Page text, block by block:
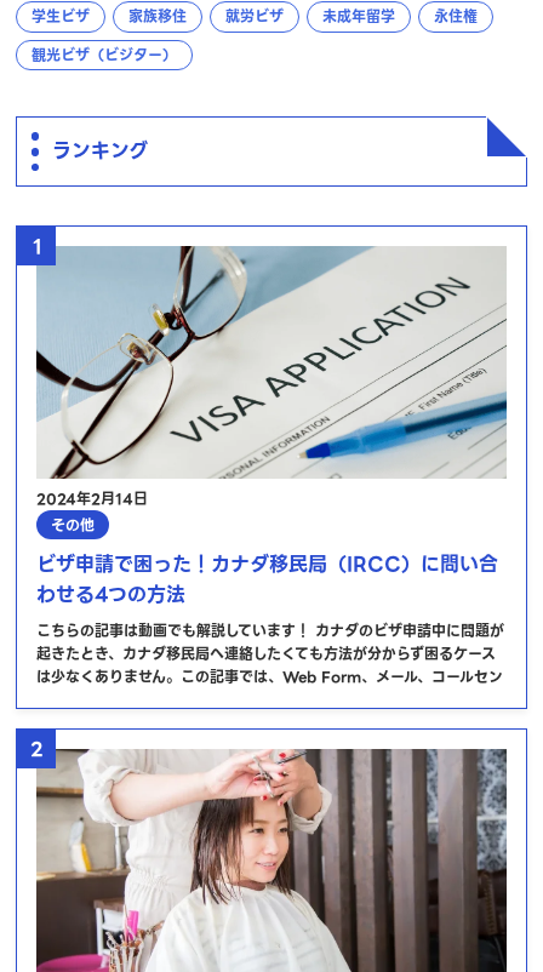
学生ビザ
家族移住 就労ビザ 未成年留学
永住権
観光ビザ（ビジター）
ランキング
1
2024年2月14日
その他
ビザ申請で困った！カナダ移民局（IRCC）に問い合
わせる4つの方法
こちらの記事は動画でも解説しています！ カナダのビザ申請中に問題が
起きたとき、カナダ移民局へ連絡したくても方法が分からず困るケース
は少なくありません。この記事では、Web Form、メール、コールセン
2